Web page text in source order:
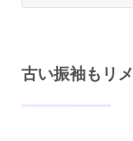
古い振袖もリ